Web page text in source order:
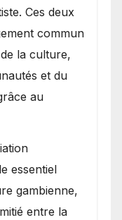
Ces deux
commun
la culture,
et du
au
essentiel
gambienne,
entre la